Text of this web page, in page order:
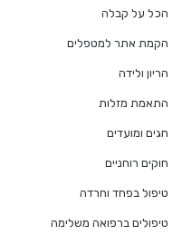
הכל על קבלה
הקמת אתר למטפלים
הריון ולידה
התאמת מזלות
חגים ומועדים
חוקים רוחניים
טיפול בפחד וחרדה
טיפולים ברפואה משלימה